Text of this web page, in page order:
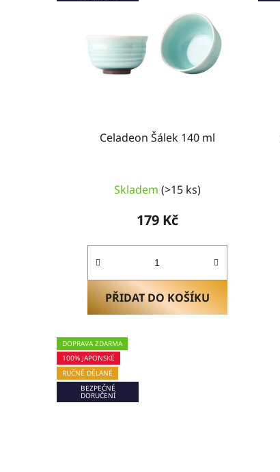
Celadeon Šálek 140 ml
hodnocení
je
5
hvězdiček.
Skladem (>15 ks)
179 Kč
PŘIDAT DO KOŠÍKU
DOPRAVA ZDARMA
100% JAPONSKÉ
RUČNĚ DĚLANÉ
BEZPEČNÉ
DORUČENÍ